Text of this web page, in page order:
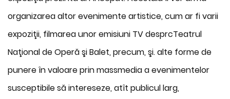
organizarea altor evenimente artistice, cum ar fi varii
expoziţii, filmarea unor emisiuni TV desprcTeatrul
Naţional de Operă şi Balet, precum, şi. alte forme de
punere în valoare prin massmedia a evenimentelor
susceptibile să intereseze, atît publicul larg,